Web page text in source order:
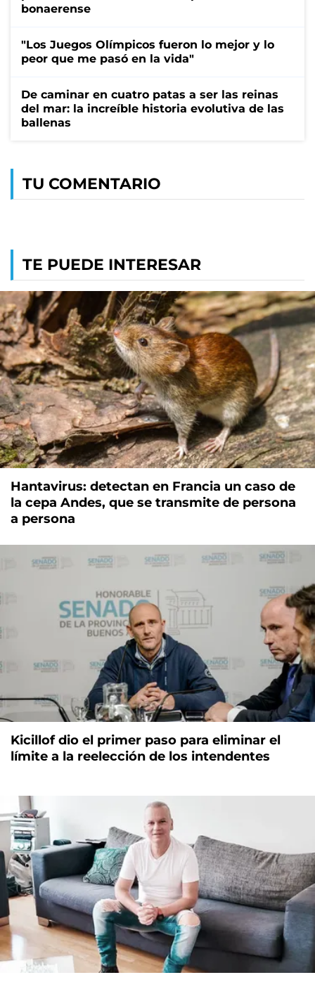
bonaerense
"Los Juegos Olímpicos fueron lo mejor y lo
peor que me pasó en la vida"
De caminar en cuatro patas a ser las reinas
del mar: la increíble historia evolutiva de las
ballenas
TU COMENTARIO
TE PUEDE INTERESAR
Hantavirus: detectan en Francia un caso de
la cepa Andes, que se transmite de persona
a persona
Kicillof dio el primer paso para eliminar el
límite a la reelección de los intendentes